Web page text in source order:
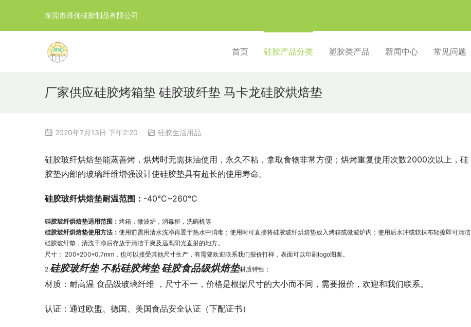
首页 硅胶产品分类 塑胶类产品 新闻中心 常见问题
厂家供应硅胶烤箱垫 硅胶玻纤垫 马卡龙硅胶烘焙垫
2020年7月13日 下午2:20 硅胶生活用品
硅胶玻纤烘焙垫能蒸善烤，烘烤时无需抹油使用，永久不粘，拿取食物非常方便；烘烤重复使用次数2000次以上，硅
胶垫内部的玻璃纤维增强设计使硅胶垫具有超长的使用寿命。
硅胶玻纤烘焙垫耐温范围： -40℃~260℃
硅胶玻纤烘焙垫适用范围： 烤箱，微波炉，消毒柜，洗碗机等
硅胶玻纤烘焙垫使用方法： 使用前需用清水洗净再置于热水中消毒；使用时可直接将硅胶玻纤烘焙垫放入烤箱或微波炉内；使用后水冲或软抹布轻擦即可清洁
硅胶玻纤垫 ， 清洗干净后存放于清洁干爽及远离阳光直射的地方。
尺寸： 200*200*0.7mm，也可以接受其他尺寸生产，有需要欢迎联系我们报价打样，表面可以印刷logo图案。
2.硅胶玻纤垫 不粘硅胶烤垫 硅胶食品级烘焙垫材质特性：
材质：耐高温 食品级玻璃纤维 ，尺寸不一，价格是根据尺寸的大小而不同，需要报价，欢迎和我们联系。
认证：通过欧盟、德国、美国食品安全认证（下配证书）
东莞市择优硅胶制品有限公司